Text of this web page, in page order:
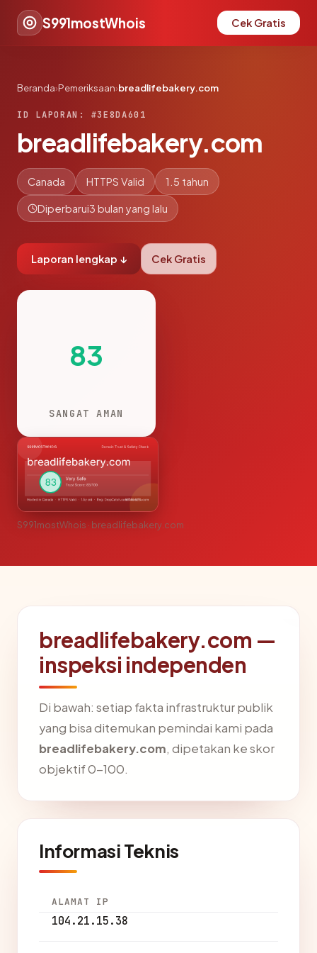
S991mostWhois Cek Gratis
Beranda›Pemeriksaan›breadlifebakery.com
ID LAPORAN: #3E8DA601
breadlifebakery.com
Canada HTTPS Valid 1.5 tahun
Diperbarui3 bulan yang lalu
Laporan lengkap ↓ Cek Gratis
83
SANGAT AMAN
S991mostWhois · breadlifebakery.com
breadlifebakery.com —
inspeksi independen
Di bawah: setiap fakta infrastruktur publik
yang bisa ditemukan pemindai kami pada
breadlifebakery.com, dipetakan ke skor
objektif 0-100.
Informasi Teknis
ALAMAT IP
104.21.15.38